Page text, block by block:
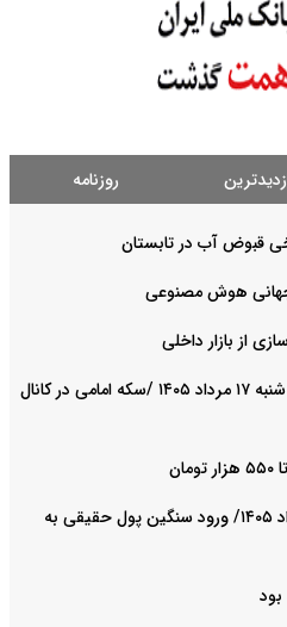
روزنامه
قبوض آب در تابستان
جهانی هوش مصنوعی
از بازار داخلی
پیش ‌بینی قیمت دلار، طلا و سکه شنبه ۱۷ مرداد ۱۴۰۵ /سکه امامی در کانال
پیش‌بینی بورس فردا شنبه ۱۷ مرداد ۱۴۰۵/ ورود سنگین پول حقیقی به